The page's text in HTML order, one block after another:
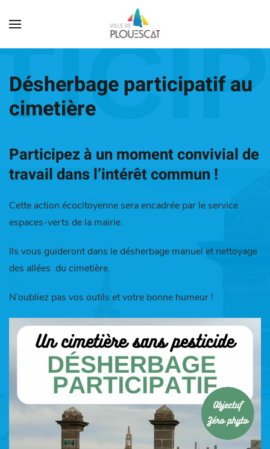
Désherbage participatif au
cimetière
Participez à un moment convivial de
travail dans l’intérêt commun !
Cette action écocitoyenne sera encadrée par le service
espaces-verts de la mairie.
Ils vous guideront dans le désherbage manuel et nettoyage
des allées du cimetière.
N’oubliez pas vos outils et votre bonne humeur !